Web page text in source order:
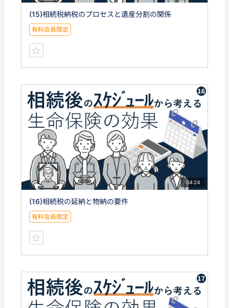
(15)相続税納税のプロセスと遺産分割の関係
有料会員限定
04:24
(16)相続税の延納と物納の要件
有料会員限定